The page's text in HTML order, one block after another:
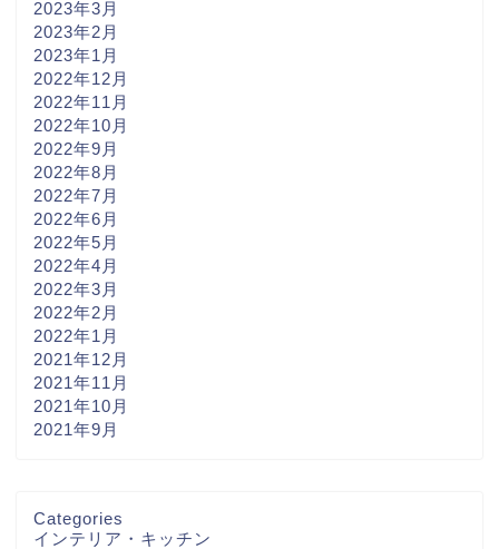
2023年3月
2023年2月
2023年1月
2022年12月
2022年11月
2022年10月
2022年9月
2022年8月
2022年7月
2022年6月
2022年5月
2022年4月
2022年3月
2022年2月
2022年1月
2021年12月
2021年11月
2021年10月
2021年9月
Categories
インテリア・キッチン